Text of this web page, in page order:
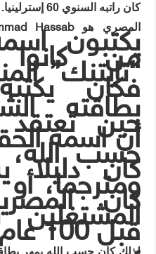
كان راتبه السنوي 60 إسترلينيا.
المصري هوHassab
يكتبون
من
“تايتنك”
فكان
بطاقته
حين تعتقد
أن اسمه
حسب الله،
كان دليلا
ومترجما،
كان
المشتغلين
قبل 100 عام.
لذلك كان حسب الله يمهر